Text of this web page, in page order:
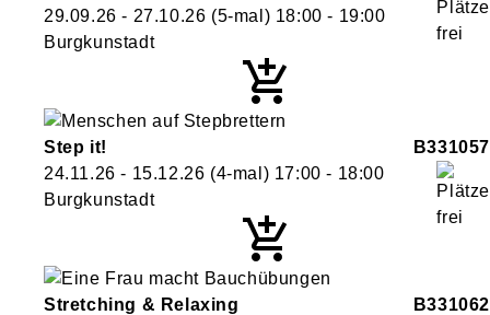
29.09.26 - 27.10.26 (5-mal) 18:00 - 19:00
Burgkunstadt
Step it!
B331057
24.11.26 - 15.12.26 (4-mal) 17:00 - 18:00
Burgkunstadt
Stretching & Relaxing
B331062